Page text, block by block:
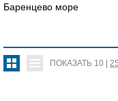
Баренцево море
ПОКАЗАТЬ 10